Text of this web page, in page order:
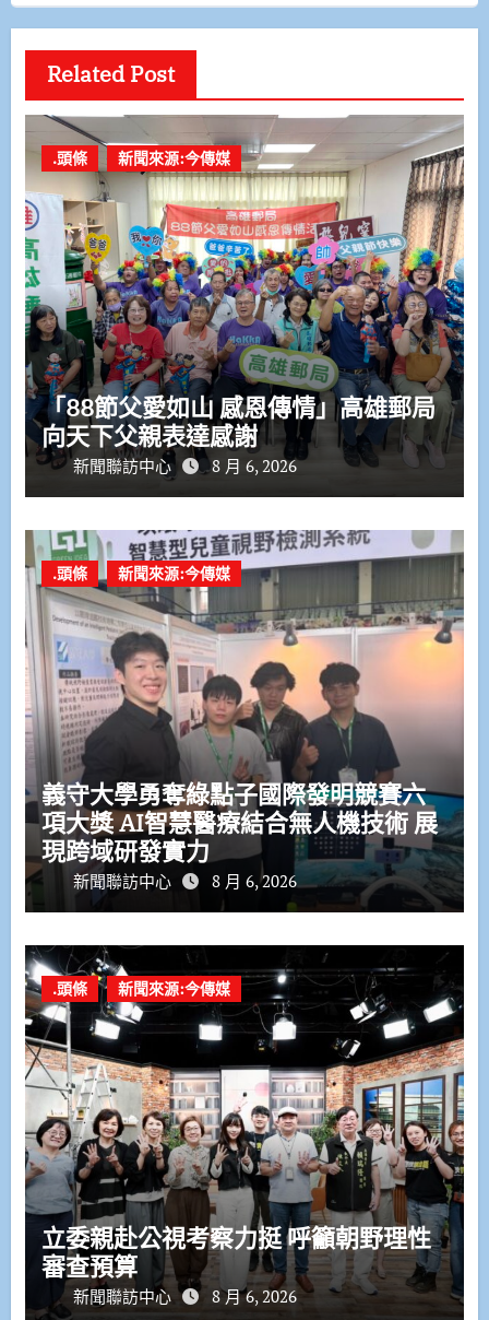
Related Post
.頭條 新聞來源:今傳媒
「88節父愛如山 感恩傳情」高雄郵局
向天下父親表達感謝
新聞聯訪中心 8 月 6, 2026
.頭條 新聞來源:今傳媒
義守大學勇奪綠點子國際發明競賽六
項大獎 AI智慧醫療結合無人機技術 展
現跨域研發實力
新聞聯訪中心 8 月 6, 2026
.頭條 新聞來源:今傳媒
立委親赴公視考察力挺 呼籲朝野理性
審查預算
新聞聯訪中心 8 月 6, 2026